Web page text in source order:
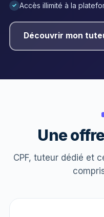
✓ Accès illimité à la
Découvrir mon
Une
CPF, tuteur dédié et